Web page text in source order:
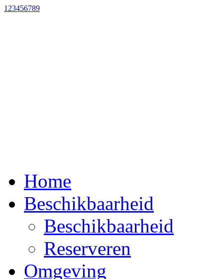
1 23456789
Home
Beschikbaarheid
Beschikbaarheid
Reserveren
Omgeving